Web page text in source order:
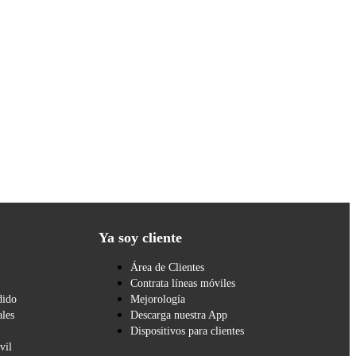
Ya soy cliente
Área de Clientes
Contrata líneas móviles
Mejorología
Descarga nuestra App
Dispositivos para clientes